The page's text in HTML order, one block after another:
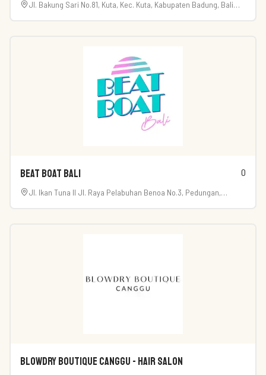
Jl. Bakung Sari No.81, Kuta, Kec. Kuta, Kabupaten Badung, Bali
Beat Boat Bali 0
Jl. Ikan Tuna II Jl. Raya Pelabuhan Benoa No.3, Pedungan,
Blowdry Boutique Canggu - Hair Salon